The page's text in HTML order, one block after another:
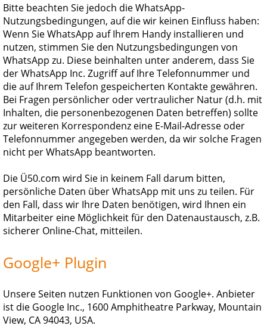
Bitte beachten Sie jedoch die WhatsApp-
Nutzungsbedingungen, auf die wir keinen Einfluss haben:
Wenn Sie WhatsApp auf Ihrem Handy installieren und
nutzen, stimmen Sie den Nutzungsbedingungen von
WhatsApp zu. Diese beinhalten unter anderem, dass Sie
der WhatsApp Inc. Zugriff auf Ihre Telefonnummer und
die auf Ihrem Telefon gespeicherten Kontakte gewähren.
Bei Fragen persönlicher oder vertraulicher Natur (d.h. mit
Inhalten, die personenbezogenen Daten betreffen) sollte
zur weiteren Korrespondenz eine E-Mail-Adresse oder
Telefonnummer angegeben werden, da wir solche Fragen
nicht per WhatsApp beantworten.
Die Ü50.com wird Sie in keinem Fall darum bitten,
persönliche Daten über WhatsApp mit uns zu teilen. Für
den Fall, dass wir Ihre Daten benötigen, wird Ihnen ein
Mitarbeiter eine Möglichkeit für den Datenaustausch, z.B.
sicherer Online-Chat, mitteilen.
Google+ Plugin
Unsere Seiten nutzen Funktionen von Google+. Anbieter
ist die Google Inc., 1600 Amphitheatre Parkway, Mountain
View, CA 94043, USA.